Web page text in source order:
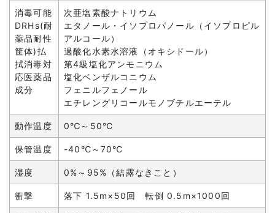
消毒可能
DRHs(耐
薬品耐性
筐体)払
拭消毒対
応医薬品
成分
次亜塩素酸ナトリウム
エタノール・イソプロパノール（イソプロピル
アルコール）
過酸化水素水溶液（オキシドール）
第4級塩化アンモニウム
塩化ベンザルコニウム
フェニルフェノール
エチレングリコールモノブチルエーテル
動作温度 0℃～50℃
保管温度 -40℃～70℃
湿度 0%～95%（結露なきこと）
衝撃 落下 1.5m×50回 転倒 0.5m×1000回